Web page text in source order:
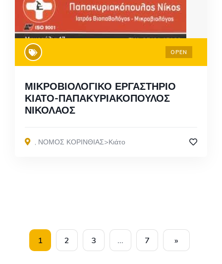
OPEN
ΜΙΚΡΟΒΙΟΛΟΓΙΚΟ ΕΡΓΑΣΤΗΡΙΟ
ΚΙΑΤΟ-ΠΑΠΑΚΥΡΙΑΚΟΠΟΥΛΟΣ
ΝΙΚΟΛΑΟΣ
, ΝΟΜΟΣ ΚΟΡΙΝΘΙΑΣ>Κιάτο
1 2 3 … 7 »